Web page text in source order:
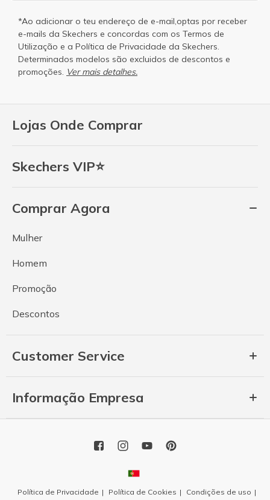
Lojas Onde Comprar
Skechers VIP⭐
Comprar Agora
Mulher
Homem
Promoção
Descontos
Customer Service
Informação Empresa
*Ao adicionar o teu endereço de e-mail,optas por receber
e-mails da Skechers e concordas com os Termos de
Utilização e a Política de Privacidade da Skechers.
Determinados modelos são excluidos de descontos e
promoções. Ver mais detalhes.
Política de Privacidade Política de Cookies Condições de uso